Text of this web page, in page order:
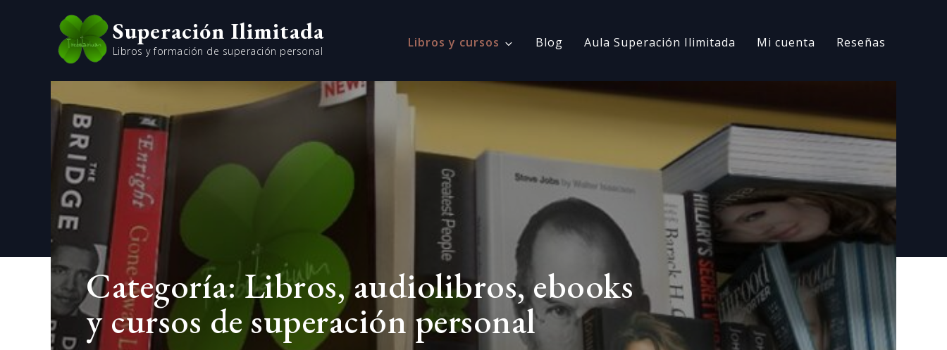
Superación Ilimitada
Libros y formación de superación personal
Libros y cursos Blog Aula Superación Ilimitada Mi cuenta Reseñas
Categoría:Libros, audiolibros, ebooks
y cursos de superación personal